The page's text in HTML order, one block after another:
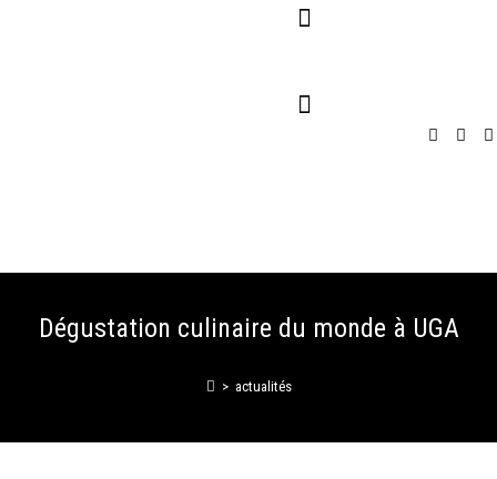
Dégustation culinaire du monde à UGA
> actualités